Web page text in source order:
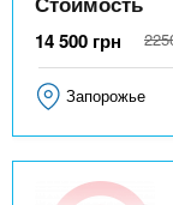
14 500 грн
Запорожье